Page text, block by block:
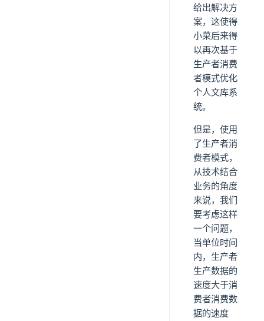
给出解决方
案，这使得
小菜后来得
以再次基于
生产者消费
者模式优化
个人文库系
统。
但是，使用
了生产者消
费者模式，
从技术结合
业务的角度
来说，我们
要考虑这样
一个问题，
当单位时间
内，生产者
生产数据的
速度大于消
费者消费数
据的速度